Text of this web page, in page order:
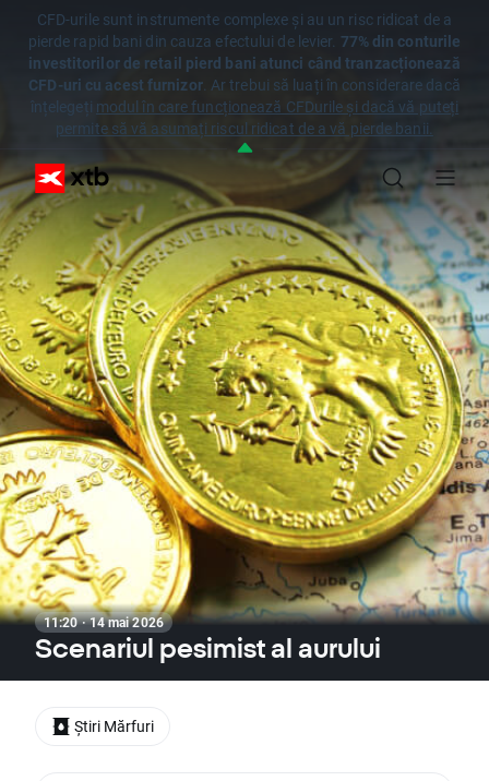
CFD-urile sunt instrumente complexe și au un risc ridicat de a
pierde rapid bani din cauza efectului de levier. 77% din conturile
investitorilor de retail pierd bani atunci când tranzacționează
CFD-uri cu acest furnizor. Ar trebui să luați în considerare dacă
înțelegeți modul în care funcționează CFDurile și dacă vă puteți
permite să vă asumați riscul ridicat de a vă pierde banii.
11:20 · 14 mai 2026
Scenariul pesimist al aurului
Știri Mărfuri